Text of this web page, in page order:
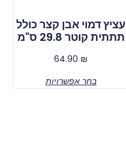
עציץ דמוי אבן קצר כולל
תתתית קוטר 29.8 ס"מ
64.90 ₪
בחר אפשרויות